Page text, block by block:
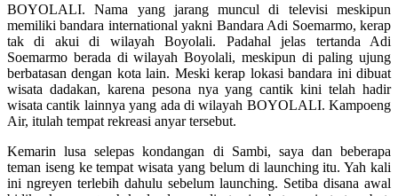
BOYOLALI. Nama yang jarang muncul di televisi meskipun
memiliki bandara international yakni Bandara Adi Soemarmo, kerap
tak di akui di wilayah Boyolali. Padahal jelas tertanda Adi
Soemarmo berada di wilayah Boyolali, meskipun di paling ujung
berbatasan dengan kota lain. Meski kerap lokasi bandara ini dibuat
wisata dadakan, karena pesona nya yang cantik kini telah hadir
wisata cantik lainnya yang ada di wilayah BOYOLALI. Kampoeng
Air, itulah tempat rekreasi anyar tersebut.
Kemarin lusa selepas kondangan di Sambi, saya dan beberapa
teman iseng ke tempat wisata yang belum di launching itu. Yah kali
ini ngreyen terlebih dahulu sebelum launching. Setiba disana awal